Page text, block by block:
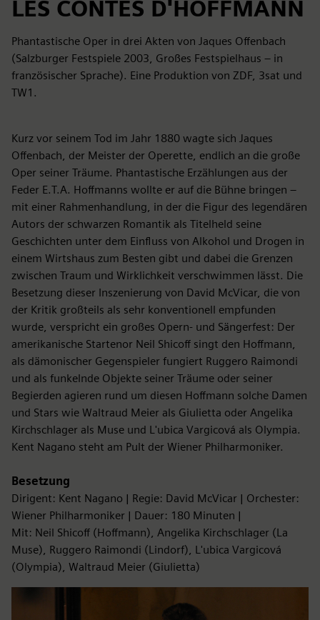
LES CONTES D'HOFFMANN
Phantastische Oper in drei Akten von Jaques Offenbach
(Salzburger Festspiele 2003, Großes Festspielhaus – in
französischer Sprache). Eine Produktion von ZDF, 3sat und
TW1.
Kurz vor seinem Tod im Jahr 1880 wagte sich Jaques
Offenbach, der Meister der Operette, endlich an die große
Oper seiner Träume. Phantastische Erzählungen aus der
Feder E.T.A. Hoffmanns wollte er auf die Bühne bringen –
mit einer Rahmenhandlung, in der die Figur des legendären
Autors der schwarzen Romantik als Titelheld seine
Geschichten unter dem Einfluss von Alkohol und Drogen in
einem Wirtshaus zum Besten gibt und dabei die Grenzen
zwischen Traum und Wirklichkeit verschwimmen lässt. Die
Besetzung dieser Inszenierung von David McVicar, die von
der Kritik großteils als sehr konventionell empfunden
wurde, verspricht ein großes Opern- und Sängerfest: Der
amerikanische Startenor Neil Shicoff singt den Hoffmann,
als dämonischer Gegenspieler fungiert Ruggero Raimondi
und als funkelnde Objekte seiner Träume oder seiner
Begierden agieren rund um diesen Hoffmann solche Damen
und Stars wie Waltraud Meier als Giulietta oder Angelika
Kirchschlager als Muse und L'ubica Vargicová als Olympia.
Kent Nagano steht am Pult der Wiener Philharmoniker.
Besetzung
Dirigent: Kent Nagano | Regie: David McVicar | Orchester:
Wiener Philharmoniker | Dauer: 180 Minuten |
Mit: Neil Shicoff (Hoffmann), Angelika Kirchschlager (La
Muse), Ruggero Raimondi (Lindorf), L'ubica Vargicová
(Olympia), Waltraud Meier (Giulietta)